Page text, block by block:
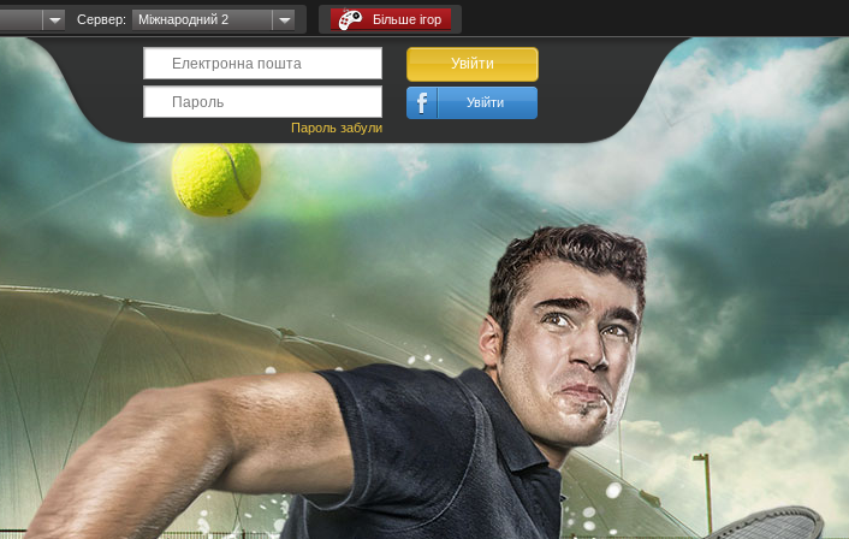
Сервер: Міжнародний 2 Більше ігор
Пароль забули
Увійти
Увійти